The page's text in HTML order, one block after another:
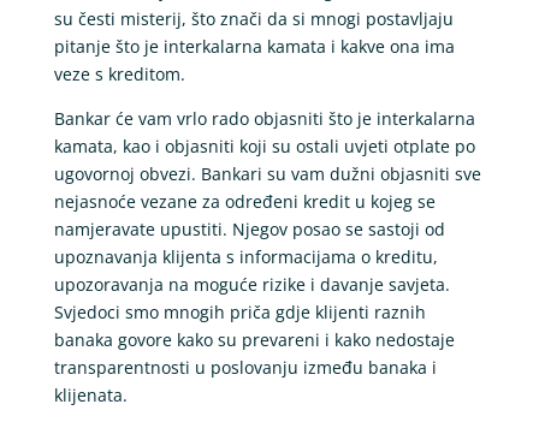
su česti misterij, što znači da si mnogi postavljaju
pitanje što je interkalarna kamata i kakve ona ima
veze s kreditom.
Bankar će vam vrlo rado objasniti što je interkalarna
kamata, kao i objasniti koji su ostali uvjeti otplate po
ugovornoj obvezi. Bankari su vam dužni objasniti sve
nejasnoće vezane za određeni kredit u kojeg se
namjeravate upustiti. Njegov posao se sastoji od
upoznavanja klijenta s informacijama o kreditu,
upozoravanja na moguće rizike i davanje savjeta.
Svjedoci smo mnogih priča gdje klijenti raznih
banaka govore kako su prevareni i kako nedostaje
transparentnosti u poslovanju između banaka i
klijenata.